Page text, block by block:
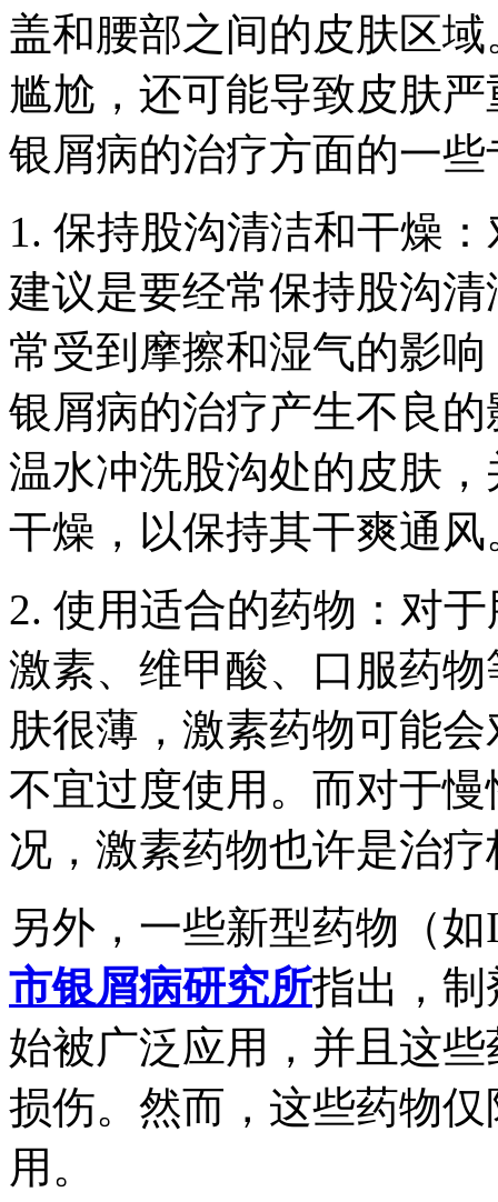
盖和腰部之间的皮肤区
尴尬，还可能导致皮肤
银屑病的治疗方面的一
1. 保持股沟清洁和干燥
建议是要经常保持股沟
常受到摩擦和湿气的影
银屑病的治疗产生不良
温水冲洗股沟处的皮肤
干燥，以保持其干爽通风
2. 使用适合的药物：对
激素、维甲酸、口服药
肤很薄，激素药物可能
不宜过度使用。而对于
况，激素药物也许是治
另外，一些新型药物（
市银屑病研究所指出，
始被广泛应用，并且这
损伤。然而，这些药物
用。